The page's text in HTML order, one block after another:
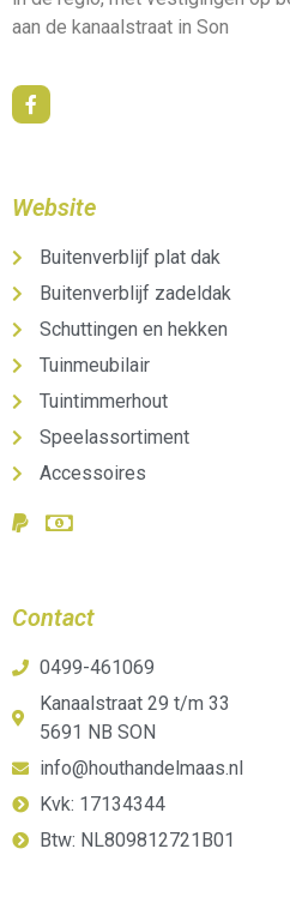
aan de kanaalstraat in Son
Website
Buitenverblijf plat dak
Buitenverblijf zadeldak
Schuttingen en hekken
Tuinmeubilair
Tuintimmerhout
Speelassortiment
Accessoires
Contact
0499-461069
Kanaalstraat 29 t/m 33
5691 NB SON
info@houthandelmaas.nl
Kvk: 17134344
Btw: NL809812721B01